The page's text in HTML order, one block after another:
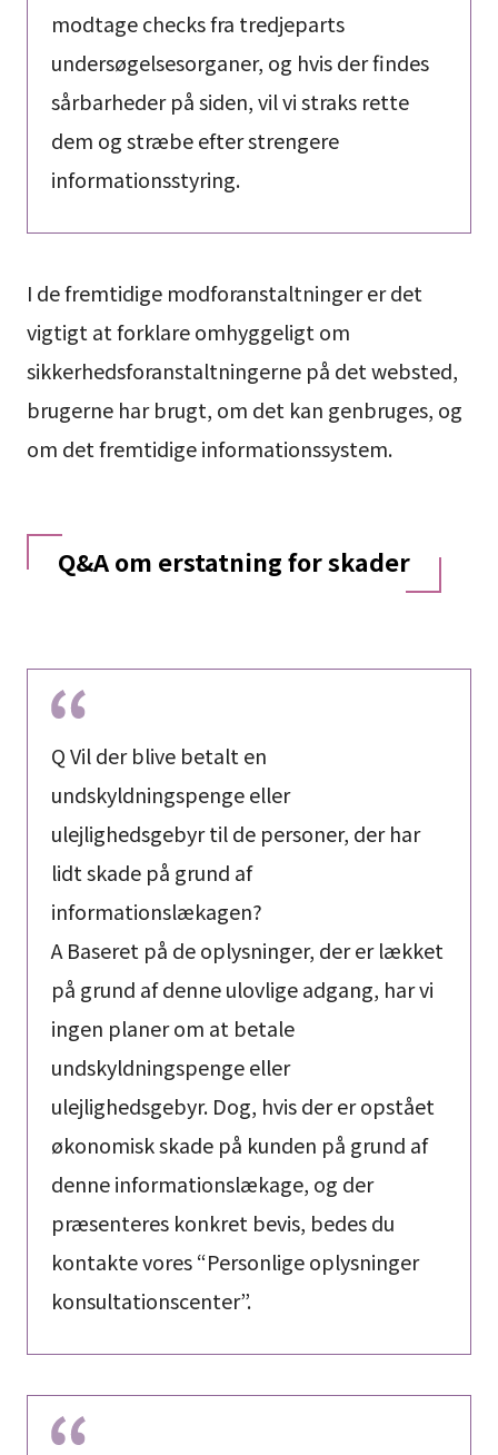
modtage checks fra tredjeparts
undersøgelsesorganer, og hvis der findes
sårbarheder på siden, vil vi straks rette
dem og stræbe efter strengere
informationsstyring.
I de fremtidige modforanstaltninger er det
vigtigt at forklare omhyggeligt om
sikkerhedsforanstaltningerne på det websted,
brugerne har brugt, om det kan genbruges, og
om det fremtidige informationssystem.
Q&A om erstatning for skader
Q Vil der blive betalt en
undskyldningspenge eller
ulejlighedsgebyr til de personer, der har
lidt skade på grund af
informationslækagen?
A Baseret på de oplysninger, der er lækket
på grund af denne ulovlige adgang, har vi
ingen planer om at betale
undskyldningspenge eller
ulejlighedsgebyr. Dog, hvis der er opstået
økonomisk skade på kunden på grund af
denne informationslækage, og der
præsenteres konkret bevis, bedes du
kontakte vores “Personlige oplysninger
konsultationscenter”.